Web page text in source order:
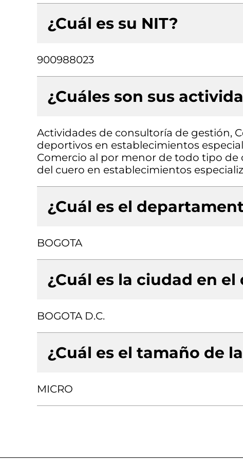
¿Cuál es su NIT?
900988023
¿Cuáles son sus
Actividades de consultoría de gestión,
deportivos en establecimientos
Comercio al por menor de todo tipo de
del cuero en establecimientos
¿Cuál es el
BOGOTA
¿Cuál es la ciudad en el
BOGOTA D.C.
¿Cuál es el tamaño de
MICRO